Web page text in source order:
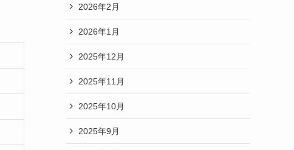
2026年2月
2026年1月
2025年12月
2025年11月
2025年10月
2025年9月